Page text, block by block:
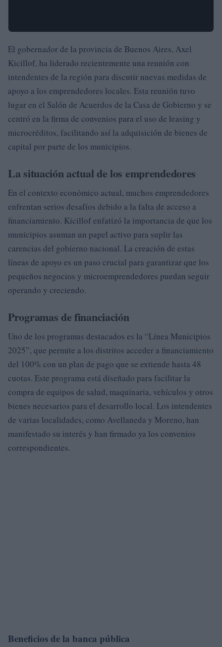
El gobernador de la provincia de Buenos Aires, Axel
Kicillof, ha liderado recientemente una reunión con
intendentes de la región para discutir nuevas medidas de
apoyo a los emprendedores locales. Esta reunión tuvo
lugar en el Salón de Acuerdos de la Casa de Gobierno y se
centró en la firma de convenios para el uso de leasing y
microcréditos, facilitando así la adquisición de bienes de
capital por parte de los municipios.
La situación actual de los emprendedores
En el contexto económico actual, muchos emprendedores
enfrentan serios desafíos debido a la falta de acceso a
financiamiento. Kicillof enfatizó la importancia de que los
municipios asuman un papel activo para suplir las
carencias del gobierno nacional. La creación de estas
líneas de apoyo es un paso crucial para garantizar que los
pequeños negocios y microemprendedores puedan seguir
operando y creciendo.
Programas de financiación
Uno de los programas destacados es la “Línea Municipios
2025”, que permite a los distritos acceder a financiamiento
del 100% con un plan de pago que se extiende hasta 48
cuotas. Este programa está diseñado para facilitar la
compra de equipos de salud, maquinaria, vehículos y otros
bienes necesarios para el desarrollo local. Los intendentes
de varias localidades, como Avellaneda y Moreno, han
manifestado su interés y han firmado ya los convenios
correspondientes.
Beneficios de la banca pública